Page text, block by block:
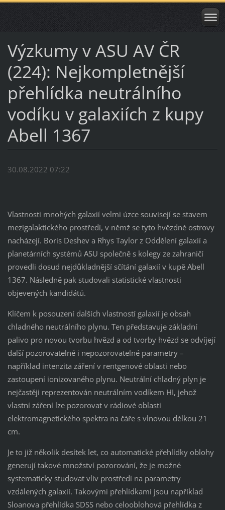
Výzkumy v ASU AV ČR
(224): Nejkompletnější
přehlídka neutrálního
vodíku v galaxiích z kupy
Abell 1367
30.08.2022 07:22
Vlastnosti mnohých galaxií velmi úzce souvisejí se stavem
mezigalaktického prostředí, v němž se tyto hvězdné ostrovy
nacházejí. Boris Deshev a Rhys Taylor z Oddělení galaxií a
planetárních systémů ASU společně s kolegy ze zahraničí
provedli dosud nejdůkladnější sčítání galaxií v kupě Abell
1367. Následně pak studovali statistické vlastnosti
objevených kandidátů.
Klíčem k posouzení dalších vlastností galaxií je obsah
chladného neutrálního plynu. Ten představuje základní
palivo pro novou tvorbu hvězd a od tvorby hvězd se odvíjejí
další pozorovatelné i nepozorovatelné parametry –
například intenzita záření v rentgenové oblasti nebo
zastoupení ionizovaného plynu. Neutrální chladný plyn je
nejčastěji reprezentován neutrálním vodíkem HI, jehož
vlastní záření lze pozorovat v rádiové oblasti
elektromagnetického spektra na čáře s vlnovou délkou 21
cm.
Je to již několik desítek let, co automatické přehlídky oblohy
generují takové množství pozorování, že je možné
systematicky studovat vliv prostředí na parametry
vzdálených galaxií. Takovými přehlídkami jsou například
Sloanova přehlídka SDSS nebo celooblohová přehlídka z